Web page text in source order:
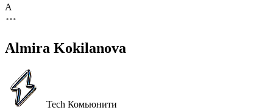
A
Almira Kokilanova
Tech Комьюнити